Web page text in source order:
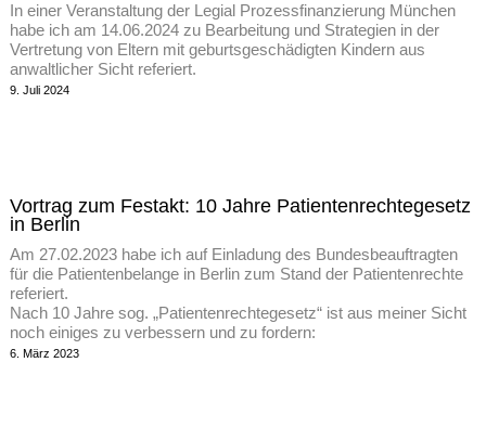
In einer Veranstaltung der Legial Prozessfinanzierung München
habe ich am 14.06.2024 zu Bearbeitung und Strategien in der
Vertretung von Eltern mit geburtsgeschädigten Kindern aus
anwaltlicher Sicht referiert.
9. Juli 2024
Vortrag zum Festakt: 10 Jahre Patientenrechtegesetz
in Berlin
Am 27.02.2023 habe ich auf Einladung des Bundesbeauftragten
für die Patientenbelange in Berlin zum Stand der Patientenrechte
referiert.
Nach 10 Jahre sog. „Patientenrechtegesetz“ ist aus meiner Sicht
noch einiges zu verbessern und zu fordern:
6. März 2023